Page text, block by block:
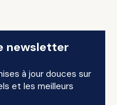
newsletter
à jour douces sur
et les meilleurs